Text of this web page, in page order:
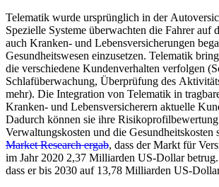
Telematik wurde ursprünglich in der
Spezielle Systeme überwachten die Fahrer auf
auch Kranken- und Lebensversicherungen
Gesundheitswesen einzusetzen. Telematik
die verschiedene Kundenverhalten verfolgen
Schlafüberwachung, Überprüfung des
mehr). Die Integration von Telematik in
Kranken- und Lebensversicherern aktuelle
Dadurch können sie ihre
Verwaltungskosten und die Gesundheitskosten
Market Research ergab, dass der Markt für
im Jahr 2020 2,37 Milliarden US-Dollar
dass er bis 2030 auf 13,78 Milliarden US-